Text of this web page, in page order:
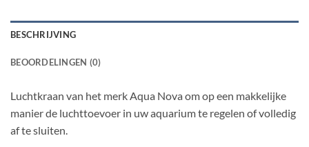
BESCHRIJVING
BEOORDELINGEN (0)
Luchtkraan van het merk Aqua Nova om op een makkelijke
manier de luchttoevoer in uw aquarium te regelen of volledig
af te sluiten.